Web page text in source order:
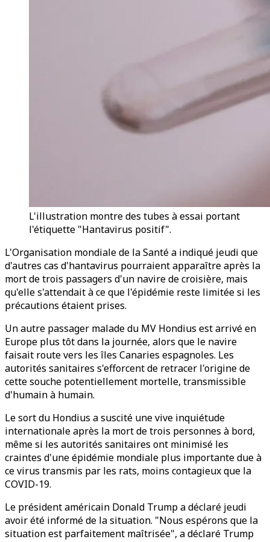
L'illustration montre des tubes à essai portant
l'étiquette "Hantavirus positif".
L'Organisation mondiale de la Santé a indiqué jeudi que
d'autres cas d'hantavirus pourraient apparaître après la
mort de trois passagers d'un navire de croisière, mais
qu'elle s'attendait à ce que l'épidémie reste limitée si les
précautions étaient prises.
Un autre passager malade du MV Hondius est arrivé en
Europe plus tôt dans la journée, alors que le navire
faisait route vers les îles Canaries espagnoles. Les
autorités sanitaires s'efforcent de retracer l'origine de
cette souche potentiellement mortelle, transmissible
d'humain à humain.
Le sort du Hondius a suscité une vive inquiétude
internationale après la mort de trois personnes à bord,
même si les autorités sanitaires ont minimisé les
craintes d'une épidémie mondiale plus importante due à
ce virus transmis par les rats, moins contagieux que la
COVID-19.
Le président américain Donald Trump a déclaré jeudi
avoir été informé de la situation. "Nous espérons que la
situation est parfaitement maîtrisée", a déclaré Trump